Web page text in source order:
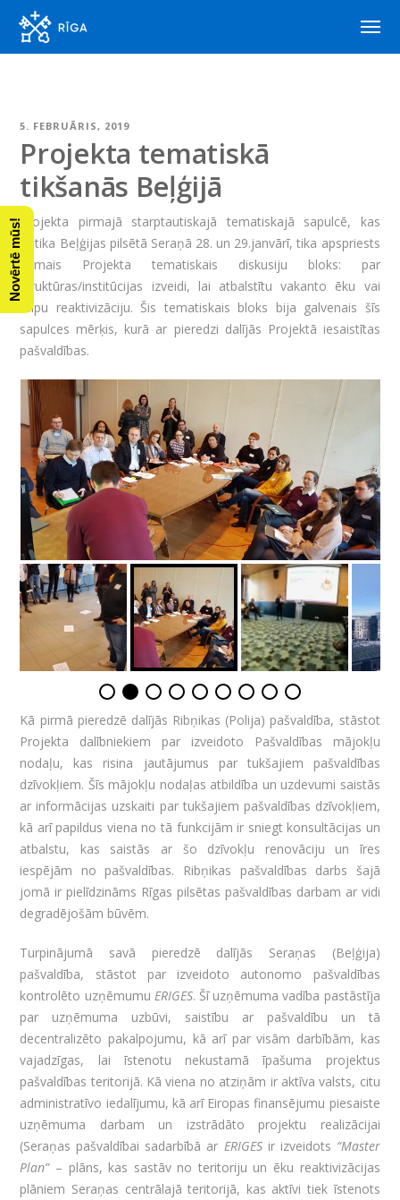
5. FEBRUĀRIS, 2019
Projekta tematiskā
tikšanās Beļģijā
Projekta pirmajā starptautiskajā tematiskajā sapulcē, kas
notika Beļģijas pilsētā Seraņā 28. un 29.janvārī, tika apspriests
pirmais Projekta tematiskais diskusiju bloks: par
struktūras/institūcijas izveidi, lai atbalstītu vakanto ēku vai
telpu reaktivizāciju. Šis tematiskais bloks bija galvenais šīs
sapulces mērķis, kurā ar pieredzi dalījās Projektā iesaistītas
pašvaldības.
Kā pirmā pieredzē dalījās Ribņikas (Polija) pašvaldība, stāstot
Projekta dalībniekiem par izveidoto Pašvaldības mājokļu
nodaļu, kas risina jautājumus par tukšajiem pašvaldības
dzīvokļiem. Šīs mājokļu nodaļas atbildība un uzdevumi saistās
ar informācijas uzskaiti par tukšajiem pašvaldības dzīvokļiem,
kā arī papildus viena no tā funkcijām ir sniegt konsultācijas un
atbalstu, kas saistās ar šo dzīvokļu renovāciju un īres
iespējām no pašvaldības. Ribņikas pašvaldības darbs šajā
jomā ir pielīdzināms Rīgas pilsētas pašvaldības darbam ar vidi
degradējošām būvēm.
Turpinājumā savā pieredzē dalījās Seraņas (Beļģija)
pašvaldība, stāstot par izveidoto autonomo pašvaldības
kontrolēto uzņēmumu ERIGES. Šī uzņēmuma vadība pastāstīja
par uzņēmuma uzbūvi, saistību ar pašvaldību un tā
decentralizēto pakalpojumu, kā arī par visām darbībām, kas
vajadzīgas, lai īstenotu nekustamā īpašuma projektus
pašvaldības teritorijā. Kā viena no atziņām ir aktīva valsts, citu
administratīvo iedalījumu, kā arī Eiropas finansējumu piesaiste
uzņēmuma darbam un izstrādāto projektu realizācijai
(Seraņas pašvaldībai sadarbībā ar ERIGESir izveidots “Master
Plan”– plāns, kas sastāv no teritoriju un ēku reaktivizācijas
plāniem Seraņas centrālajā teritorijā, kas aktīvi tiek īstenots
Novērtē mūs!